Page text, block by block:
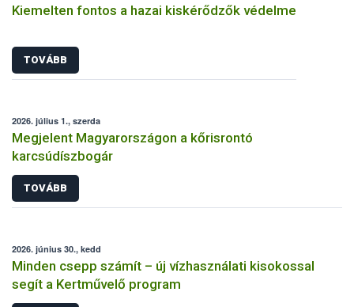
Kiemelten fontos a hazai kiskérődzők védelme
TOVÁBB
2026. július 1., szerda
Megjelent Magyarországon a kőrisrontó
karcsúdíszbogár
TOVÁBB
2026. június 30., kedd
Minden csepp számít – új vízhasználati kisokossal
segít a Kertművelő program